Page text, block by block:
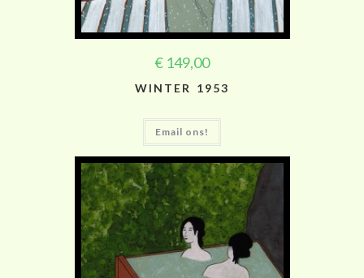
€ 149,00
WINTER 1953
Email ons!